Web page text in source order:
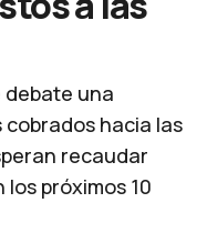
debate una
hacia las
recaudar
los próximos 10